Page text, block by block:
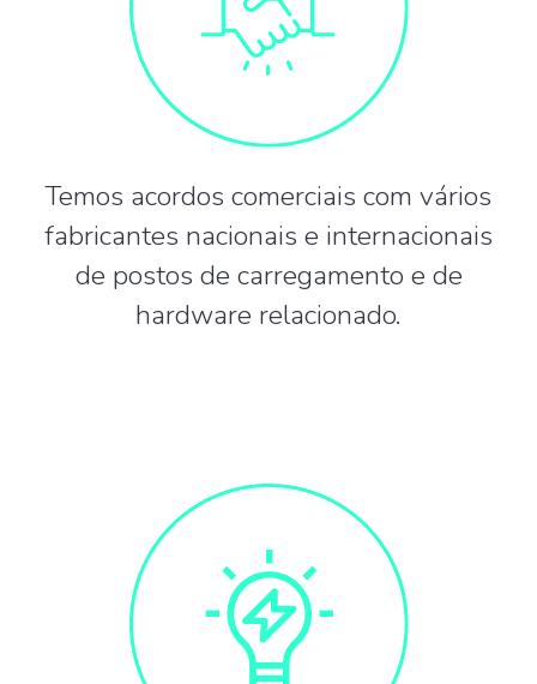
Temos acordos comerciais com vários
fabricantes nacionais e internacionais
de postos de carregamento e de
hardware relacionado.